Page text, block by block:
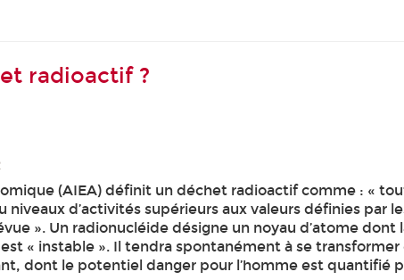
radioactif ?
(AIEA) définit un déchet radioactif comme : «
niveaux d’activités supérieurs aux valeurs définies
». Un radionucléide désigne un noyau d’atome
« instable ». Il tendra spontanément à se
dont le potentiel danger pour l’homme est quantifié